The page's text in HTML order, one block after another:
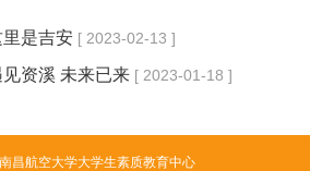
里是吉安 [ 2023-02-13 ]
见资溪 未来已来 [ 2023-01-18 ]
昌航空大学大学生素质教育中心